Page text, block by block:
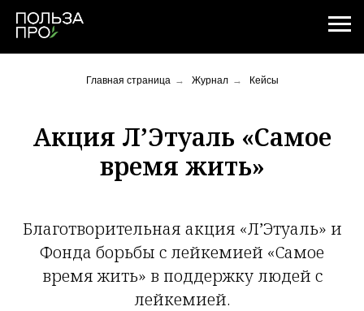
Главная страница → Журнал → Кейсы
Акция Л’Этуаль «Самое
время жить»
Благотворительная акция «Л’Этуаль» и
Фонда борьбы с лейкемией «Самое
время жить» в поддержку людей с
лейкемией.